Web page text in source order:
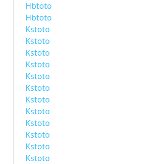
Hbtoto
Hbtoto
Kstoto
Kstoto
Kstoto
Kstoto
Kstoto
Kstoto
Kstoto
Kstoto
Kstoto
Kstoto
Kstoto
Kstoto